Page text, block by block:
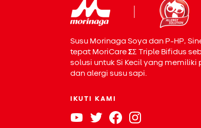
Menurut
atau tidak biasa.
Susu Morinaga Soya dan P-HP,
tepat MoriCareΣΣTriple Bifidus
solusi untuk Si Kecil yang memiliki
dan alergi susu sapi.
IKUTI KAMI